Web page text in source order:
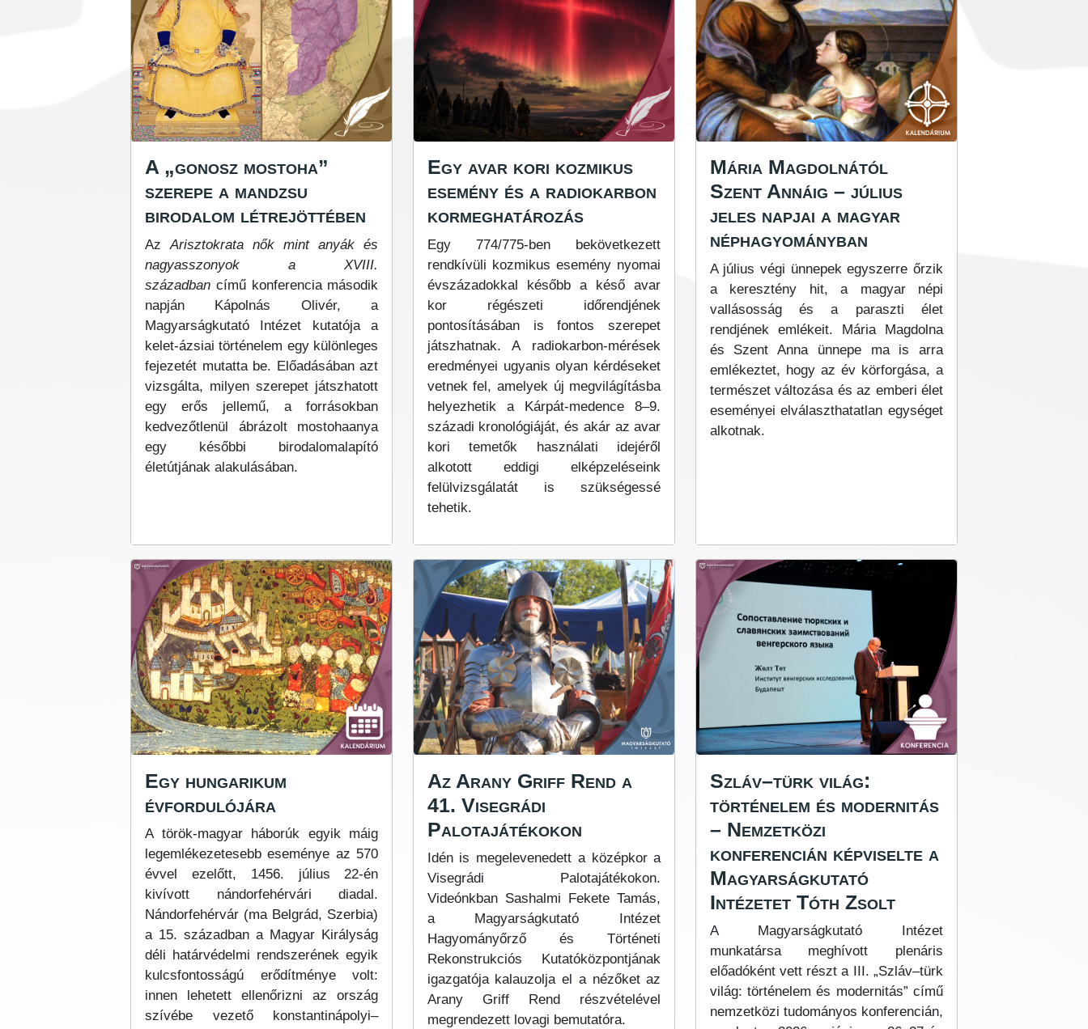
A „gonosz mostoha”
szerepe a mandzsu
birodalom létrejöttében
AzArisztokrata nők mint anyák és
nagyasszonyok a XVIII.
századbancímű konferencia második
napján Kápolnás Olivér, a
Magyarságkutató Intézet kutatója a
kelet-ázsiai történelem egy különleges
fejezetét mutatta be. Előadásában azt
vizsgálta, milyen szerepet játszhatott
egy erős jellemű, a forrásokban
kedvezőtlenül ábrázolt mostohaanya
egy későbbi birodalomalapító
életútjának alakulásában.
Egy avar kori kozmikus
esemény és a radiokarbon
kormeghatározás
Egy 774/775-ben bekövetkezett
rendkívüli kozmikus esemény nyomai
évszázadokkal később a késő avar
kor régészeti időrendjének
pontosításában is fontos szerepet
játszhatnak. A radiokarbon-mérések
eredményei ugyanis olyan kérdéseket
vetnek fel, amelyek új megvilágításba
helyezhetik a Kárpát-medence 8–9.
századi kronológiáját, és akár az avar
kori temetők használati idejéről
alkotott eddigi elképzeléseink
felülvizsgálatát is szükségessé
tehetik.
Mária Magdolnától
Szent Annáig – július
jeles napjai a magyar
néphagyományban
A július végi ünnepek egyszerre őrzik
a keresztény hit, a magyar népi
vallásosság és a paraszti élet
rendjének emlékeit. Mária Magdolna
és Szent Anna ünnepe ma is arra
emlékeztet, hogy az év körforgása, a
természet változása és az emberi élet
eseményei elválaszthatatlan egységet
alkotnak.
Egy hungarikum
évfordulójára
A török-magyar háborúk egyik máig
legemlékezetesebb eseménye az 570
évvel ezelőtt, 1456. július 22-én
kivívott nándorfehérvári diadal.
Nándorfehérvár (ma Belgrád, Szerbia)
a 15. században a Magyar Királyság
déli határvédelmi rendszerének egyik
kulcsfontosságú erődítménye volt:
innen lehetett ellenőrizni az ország
szívébe vezető konstantinápolyi–
Az Arany Griff Rend a
41. Visegrádi
Palotajátékokon
Idén is megelevenedett a középkor a
Visegrádi Palotajátékokon.
Videónkban Sashalmi Fekete Tamás,
a Magyarságkutató Intézet
Hagyományőrző és Történeti
Rekonstrukciós Kutatóközpontjának
igazgatója kalauzolja el a nézőket az
Arany Griff Rend részvételével
megrendezett lovagi bemutatóra.
Szláv–türk világ:
történelem és modernitás
– Nemzetközi
konferencián képviselte a
Magyarságkutató
Intézetet Tóth Zsolt
A Magyarságkutató Intézet
munkatársa meghívott plenáris
előadóként vett részt a III. „Szláv–türk
világ: történelem és modernitás” című
nemzetközi tudományos konferencián,